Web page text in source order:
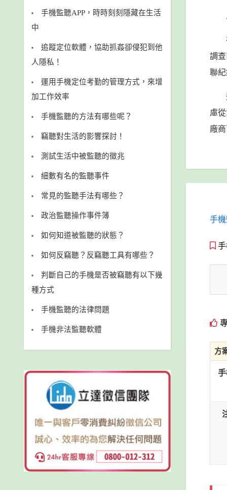
調
聯
慮
廠
手
方
手機監聽APP，時時刻刻隱藏在生活
中
追蹤定位軟體，協助抓姦卻侵犯到他
人隱私！
運用手機定位考勤的管理方式，來增
加工作效率
手機監聽的方法有哪些呢？
竊聽對生活的影響探討！
測試生活中被監聽的徵兆
細數有名的監聽事件
常見的監聽手法有哪些？
政治監聽操作事件簿
如何知道被監聽的狀態？
如何反竊聽？反竊聽工具有哪些？
判斷自己的手機是否被竊聽有以下幾
種方式
手機監聽的法律問題
手機非法監聽軟體